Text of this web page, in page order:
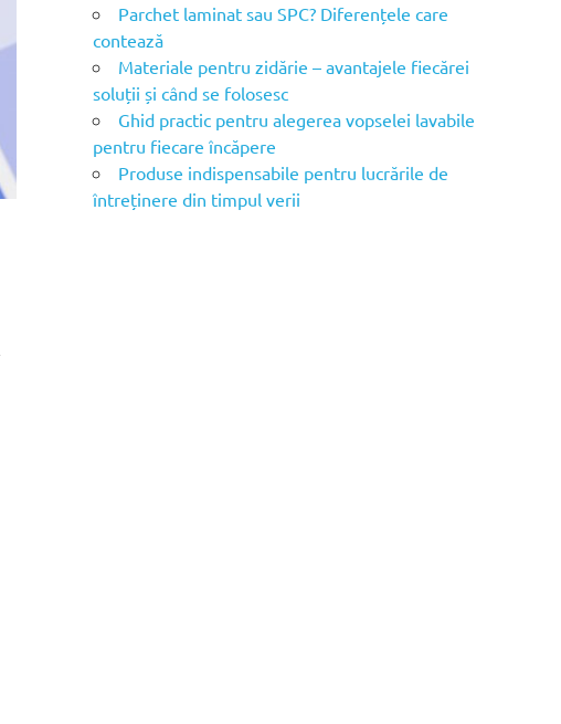
Parchet laminat sau SPC? Diferențele care
contează
Materiale pentru zidărie – avantajele fiecărei
soluții și când se folosesc
Ghid practic pentru alegerea vopselei lavabile
pentru fiecare încăpere
Produse indispensabile pentru lucrările de
întreținere din timpul verii